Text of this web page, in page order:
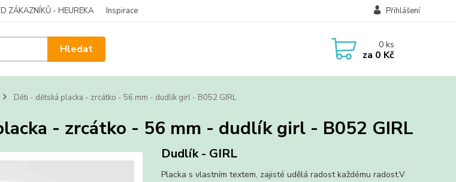
ZÁKAZNÍKŮ - HEUREKA Inspirace Přihlášení
Hledat 0ks
za 0 Kč
Děti - dětská placka - zrcátko - 56 mm - dudlík girl - B052 GIRL
- zrcátko - 56 mm - dudlík girl - B052 GIRL
Dudlík - GIRL
Placka s vlastním textem, zajisté udělá radost každému radost.V